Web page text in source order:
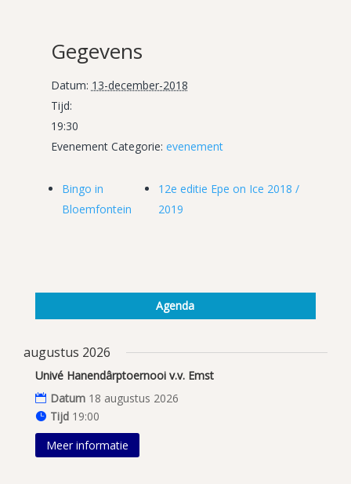
Gegevens
Datum: 13-december-2018
Tijd:
19:30
Evenement Categorie: evenement
Bingo in
Bloemfontein
12e editie Epe on Ice 2018 /
2019
Agenda
augustus 2026
Univé Hanendârptoernooi v.v. Emst
Datum 18 augustus 2026
Tijd 19:00
Meer informatie